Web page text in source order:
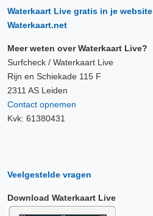
Waterkaart Live gratis in je website
Waterkaart.net
Meer weten over Waterkaart Live?
Surfcheck / Waterkaart Live
Rijn en Schiekade 115 F
2311 AS Leiden
Contact opnemen
Kvk: 61380431
Veelgestelde vragen
Download Waterkaart Live